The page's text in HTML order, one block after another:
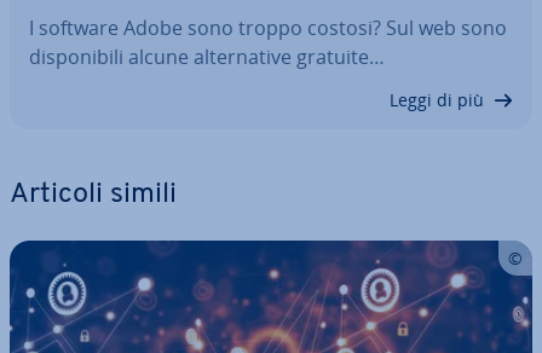
I software Adobe sono troppo costosi? Sul web sono
di­spo­ni­bi­li alcune al­ter­na­ti­ve gratuite…
Leggi di più
Articoli simili